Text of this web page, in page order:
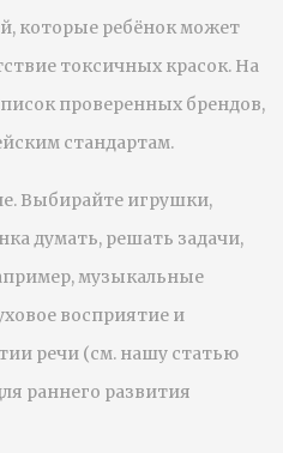
которые ребёнок может
токсичных красок. На
проверенных брендов,
стандартам.
Выбирайте игрушки,
думать, решать задачи,
музыкальные
восприятие и
речи (см. нашу статью
раннего развития